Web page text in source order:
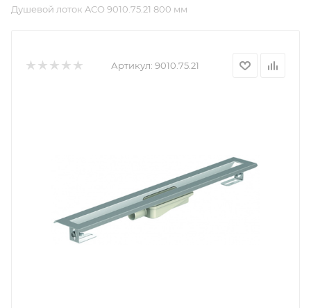
Душевой лоток ACO 9010.75.21 800 мм
Артикул: 9010.75.21